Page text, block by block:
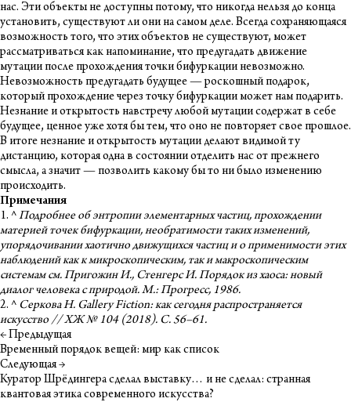
нас. Эти объекты не доступны потому, что никогда нельзя до конца
установить, существуют ли они на самом деле. Всегда сохраняющаяся
возможность того, что этих объектов не существуют, может
рассматриваться как напоминание, что предугадать движение
мутации после прохождения точки бифуркации невозможно.
Невозможность предугадать будущее — роскошный подарок,
который прохождение через точку бифуркации может нам подарить.
Незнание и открытость навстречу любой мутации содержат в себе
будущее, ценное уже хотя бы тем, что оно не повторяет свое прошлое.
В итоге незнание и открытость мутации делают видимой ту
дистанцию, которая одна в состоянии отделить нас от прежнего
смысла, а значит — позволить какому бы то ни было изменению
происходить.
Примечания
1. ^Подробнее об энтропии элементарных частиц, прохождении
материей точек бифуркации, необратимости таких изменений,
упорядочивании хаотично движущихся частиц и о применимости этих
наблюдений как к микроскопическим, так и макроскопическим
системам см. Пригожин И., Стенгерс И. Порядок из хаоса: новый
диалог человека с природой. М.: Прогресс, 1986.
2. ^ Серкова Н. Gallery Fiction: как сегодня распространяется
искусство //ХЖ № 104 (2018). С. 56–61.
← Предыдущая
Временный порядок вещей: мир как список
Следующая →
Куратор Шрёдингера сделал выставку… и не сделал: cтранная
квантовая этика современного искусства?